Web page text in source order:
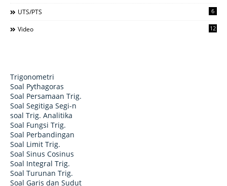
UTS/PTS 6
Video 12
Trigonometri
Soal Pythagoras
Soal Persamaan Trig.
Soal Segitiga Segi-n
soal Trig. Analitika
Soal Fungsi Trig.
Soal Perbandingan
Soal Limit Trig.
Soal Sinus Cosinus
Soal Integral Trig.
Soal Turunan Trig.
Soal Garis dan Sudut